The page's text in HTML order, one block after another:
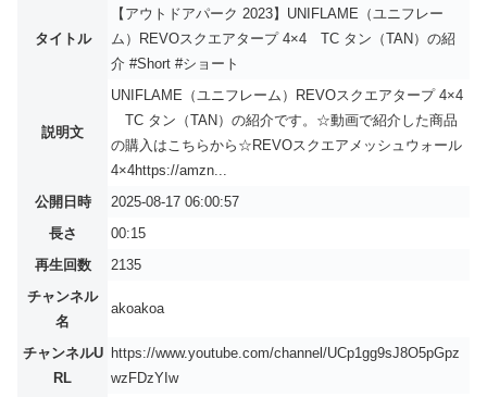
タイトル
【アウトドアパーク 2023】UNIFLAME（ユニフレー
ム）REVOスクエアタープ 4×4 TC タン（TAN）の紹
介 #Short #ショート
説明文
UNIFLAME（ユニフレーム）REVOスクエアタープ 4×4
TC タン（TAN）の紹介です。☆動画で紹介した商品
の購入はこちらから☆REVOスクエアメッシュウォール
4×4https://amzn...
公開日時
2025-08-17 06:00:57
長さ
00:15
再生回数
2135
チャンネル
名
akoakoa
チャンネルU
RL
https://www.youtube.com/channel/UCp1gg9sJ8O5pGpz
wzFDzYIw